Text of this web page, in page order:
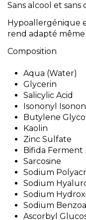
Sans alcool et sans
Hypoallergénique
rend adapté même
Composition
Aqua (Water)
Glycerin
Salicylic Acid
Isononyl
Butylene Glycol
Kaolin
Zinc Sulfate
Bifida Ferment
Sarcosine
Sodium
Sodium
Sodium
Sodium
Ascorbyl